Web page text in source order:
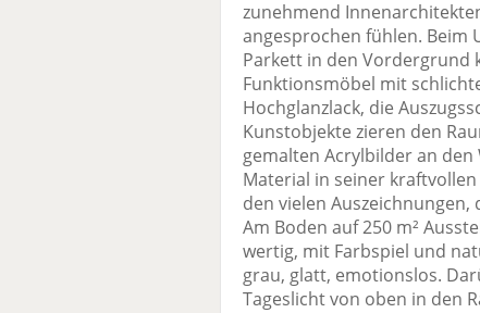
zunehmend
angesprochen fühlen. Beim
Parkett in den Vordergrund
Funktionsmöbel mit
Hochglanzlack, die
Kunstobjekte zieren den
gemalten Acrylbilder an
Material in seiner
den vielen
Am Boden auf 250 m²
wertig, mit Farbspiel und
grau, glatt, emotionslos.
Tageslicht von oben in den